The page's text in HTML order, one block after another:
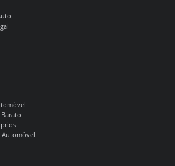
Automóvel